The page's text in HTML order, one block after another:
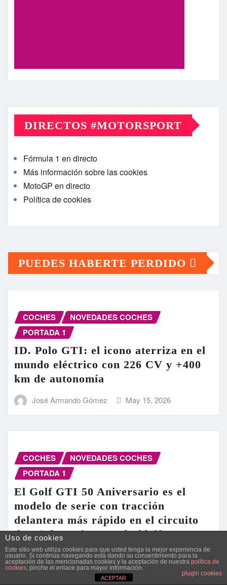
DIRECTOS #MOTORSPORT
Fórmula 1 en directo
Más información sobre las cookies
MotoGP en directo
Política de cookies
PUEDES HABERTE PERDIDO
COCHES
NOVEDADES COCHES
PORTADA 1
ID. Polo GTI: el icono aterriza en el
mundo eléctrico con 226 CV y +400
km de autonomía
José Armando Gómez May 15, 2026
COCHES
NOVEDADES COCHES
PORTADA 1
El Golf GTI 50 Aniversario es el
modelo de serie con tracción
delantera más rápido en el circuito
de Nürburgring Nordschleife
José Armando Gómez May 7, 2026
Uso de cookies
Este sitio web utiliza cookies para que usted tenga la mejor experiencia de
usuario. Si continúa navegando está dando su consentimiento para la
aceptación de las mencionadas cookies y la aceptación de nuestra política de
cookies, pinche el enlace para mayor información.
plugin cookies
ACEPTAR